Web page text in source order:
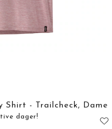
Shirt - Trailcheck, Dame
dager!